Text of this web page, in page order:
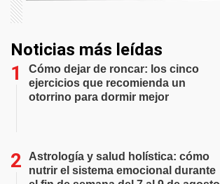
Noticias más leídas
Cómo dejar de roncar: los cinco
ejercicios que recomienda un
otorrino para dormir mejor
Astrología y salud holística: cómo
nutrir el sistema emocional durante